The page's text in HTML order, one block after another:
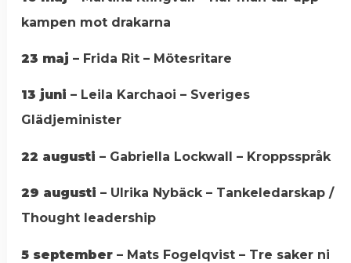
kampen mot drakarna
23 maj– Frida Rit – Mötesritare
13 juni – Leila Karchaoi – Sveriges
Glädjeminister
22 augusti – Gabriella Lockwall – Kroppsspråk
29 augusti – Ulrika Nybäck – Tankeledarskap /
Thought leadership
5 september – Mats Fogelqvist – Tre saker ni